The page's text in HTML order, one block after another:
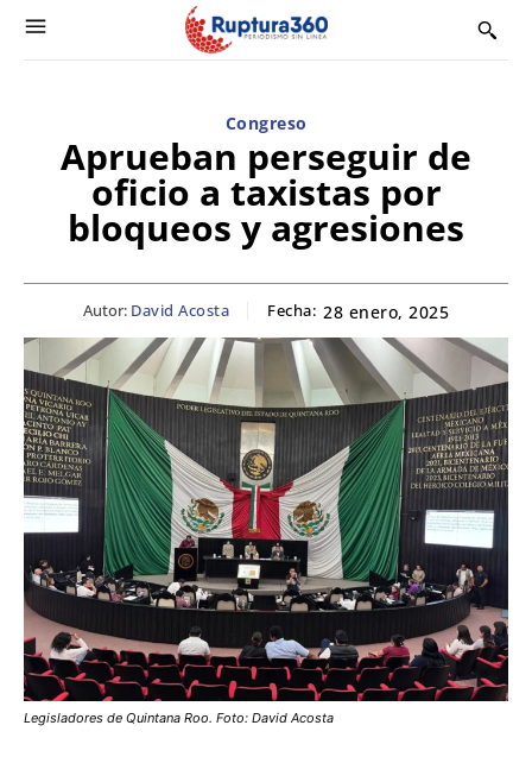
Congreso
Aprueban perseguir de
oficio a taxistas por
bloqueos y agresiones
Autor: David Acosta Fecha: 28 enero, 2025
Legisladores de Quintana Roo. Foto: David Acosta